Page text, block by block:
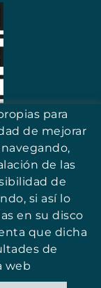
para
de mejorar
de las
de
si así lo
en su disco
que dicha
de
web